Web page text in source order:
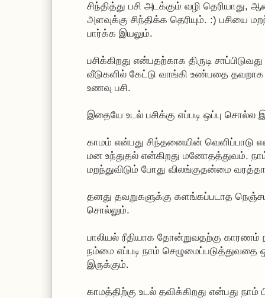
சிந்தித்து பசி அடக்கும் வழி தெரியாது,
அளவுக்கு சிந்திக்க தெரியும். :) பசியை
பார்க்க இயலும்.
பசிக்கிறது என்பதற்காக திருடி
வீடுகளில் கேட்டு வாங்கி உண்பதை
உணவு பசி.
இதையே உடல் பசிக்கு எப்படி ஒப்பு சொல்ல
காமம் என்பது சிந்தனையின் வெளிப்பாடு
மன உந்துதல் என்கிறது மனோதத்துவம்.
மறந்துவிடும் போது விலங்குதன்மை
தனது தவறுகளுக்கு களங்கப்படாத
சொல்லும்.
பாலியல் ரீதியாக தோன்றுவதற்கு
நம்மை எப்படி நாம் செழுமைப்படுத்துவதை
இருக்கும்.
காமத்திற்கு உடல் தவிக்கிறது என்பது நாம்